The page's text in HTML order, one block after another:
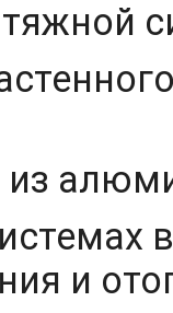
из
и